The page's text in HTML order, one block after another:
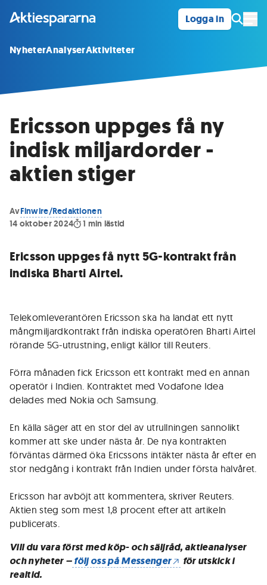
Logga in
NyheterAnalyserAktiviteter
Ericsson uppges få ny
indisk miljardorder -
aktien stiger
AvFinwire/Redaktionen
14 oktober 2024
1 min lästid
Ericsson uppges få nytt 5G-kontrakt från
indiska Bharti Airtel.
Telekomleverantören Ericsson ska ha landat ett nytt
mångmiljardkontrakt från indiska operatören Bharti Airtel
rörande 5G-utrustning, enligt källor till Reuters.
Förra månaden fick Ericsson ett kontrakt med en annan
operatör i Indien. Kontraktet med Vodafone Idea
delades med Nokia och Samsung.
En källa säger att en stor del av utrullningen sannolikt
kommer att ske under nästa år. De nya kontrakten
förväntas därmed öka Ericssons intäkter nästa år efter en
stor nedgång i kontrakt från Indien under första halvåret.
Ericsson har avböjt att kommentera, skriver Reuters.
Aktien steg som mest 1,8 procent efter att artikeln
publicerats.
Vill du vara först med köp- och säljråd, aktieanalyser
och nyheter –följ oss på Messenger
för utskick i
realtid.